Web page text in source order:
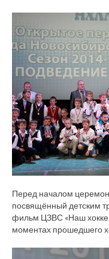
Перед началом
посвящённый детским
фильм ЦЗВС «Наш
моментах прошедшего